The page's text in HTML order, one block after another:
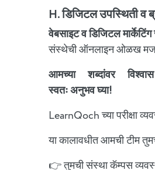
H. डिजिटल उपस्थिती व
वेबसाइट व डिजिटल
संस्थेची ऑनलाइन ओळख
आमच्या शब्दांवर
स्वतः अनुभव घ्या!
LearnQoch च्या परीक्षा
या कालावधीत आमची टीम
👉 तुमची संस्था कॅम्पस